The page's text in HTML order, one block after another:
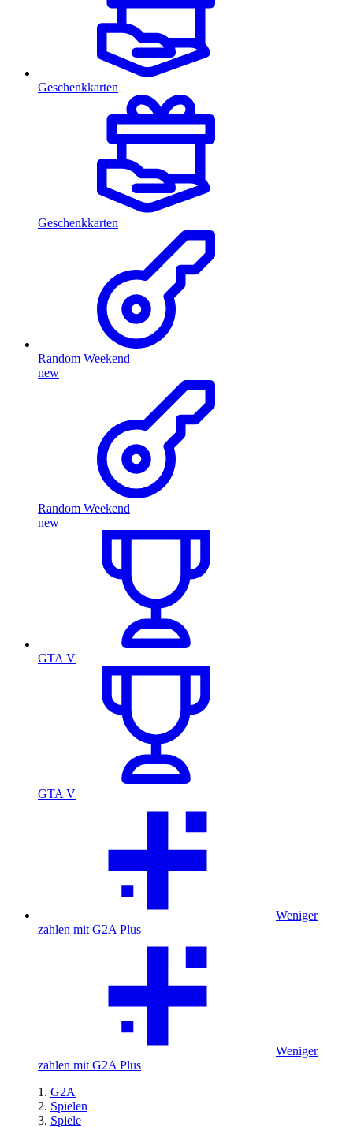
Geschenkkarten
Geschenkkarten
Random Weekend
new
Random Weekend
new
GTA V
GTA V
Weniger
zahlen mit G2A Plus
Weniger
zahlen mit G2A Plus
G2A
Spielen
Spiele